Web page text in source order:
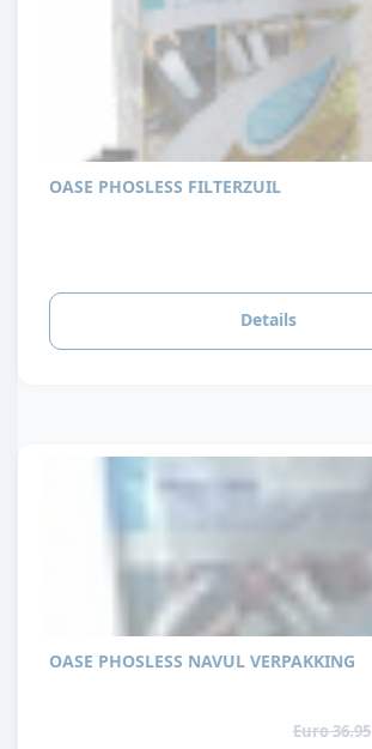
OASE PHOSLESS FILTERZUIL
Details
OASE PHOSLESS NAVUL VERPAKKING
Euro 36.95